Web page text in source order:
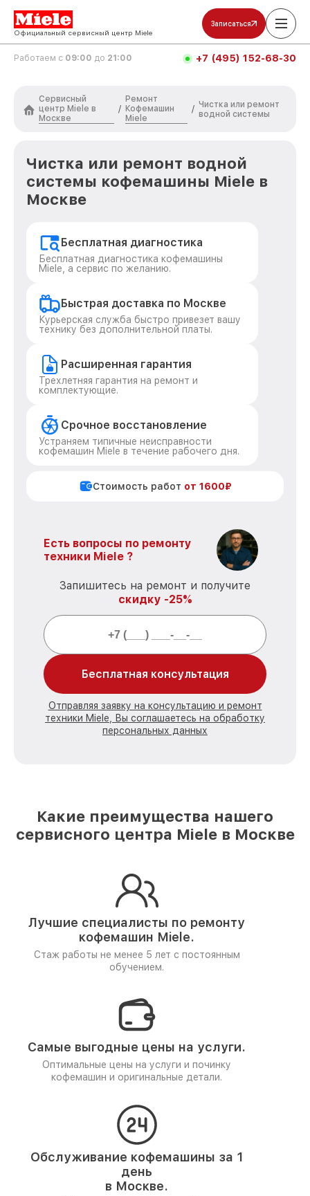
Официальный сервисный центр Miele
Записаться
Работаем с 09:00 до 21:00 +7 (495) 152-68-30
Сервисный
центр Miele в
Москве
/
Ремонт
Кофемашин
Miele
/ Чистка или ремонт
водной системы
Чистка или ремонт водной
системы кофемашины Miele в
Москве
Бесплатная диагностика
Бесплатная диагностика кофемашины
Miele, а сервис по желанию.
Быстрая доставка по Москве
Курьерская служба быстро привезет вашу
технику без дополнительной платы.
Расширенная гарантия
Трехлетняя гарантия на ремонт и
комплектующие.
Срочное восстановление
Устраняем типичные неисправности
кофемашин Miele в течение рабочего дня.
Стоимость работ от 1600₽
Есть вопросы по ремонту
техники Miele ?
Запишитесь на ремонт и получите
скидку -25%
Бесплатная консультация
Отправляя заявку на консультацию и ремонт
техники Miele, Вы соглашаетесь на обработку
персональных данных
Какие преимущества нашего
сервисного центра Miele в Москве
Лучшие специалисты по ремонту
кофемашин Miele.
Стаж работы не менее 5 лет с постоянным
обучением.
Самые выгодные цены на услуги.
Оптимальные цены на услуги и починку
кофемашин и оригинальные детали.
Обслуживание кофемашины за 1
день
в Москве.